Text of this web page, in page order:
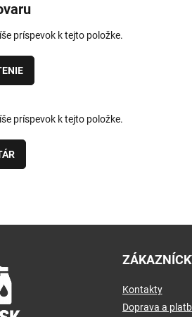
príspevok k tejto položke.
príspevok k tejto položke.
Kontakty
Doprava a